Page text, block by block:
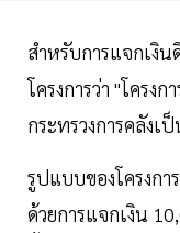
สำหรับการแจกเงิ
โครงการว่า "โครง
กระทรวงการคลังเ
รูปแบบของโครงก
ด้วยการแจกเงิน